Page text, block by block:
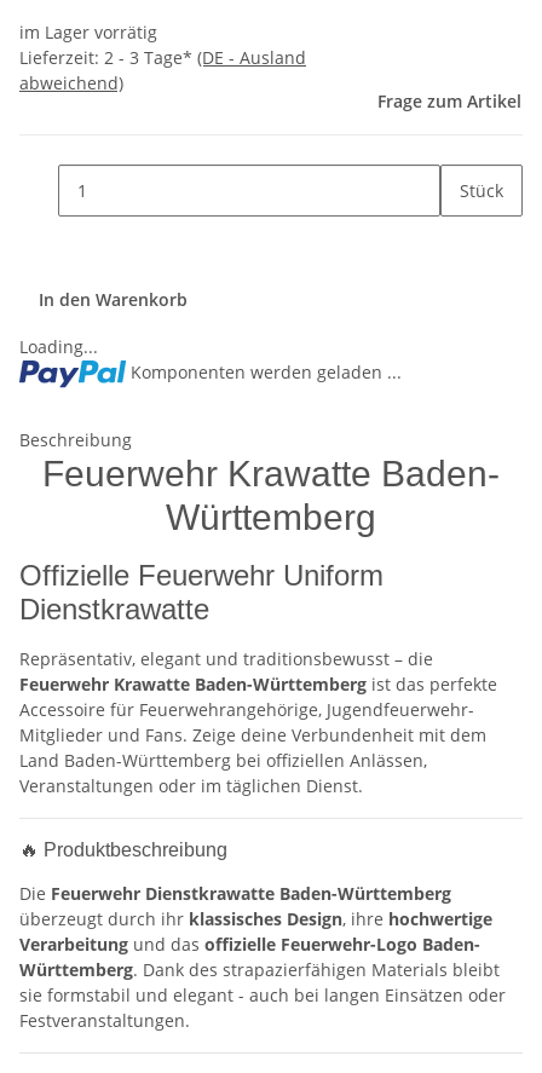
im Lager vorrätig
Lieferzeit: 2 - 3 Tage* (DE - Ausland
abweichend)
Frage zum Artikel
Stück
In den Warenkorb
Loading...
Komponenten werden geladen ...
Beschreibung
Feuerwehr Krawatte Baden-
Württemberg
Offizielle Feuerwehr Uniform
Dienstkrawatte
Repräsentativ, elegant und traditionsbewusst – die
Feuerwehr Krawatte Baden-Württemberg ist das perfekte
Accessoire für Feuerwehrangehörige, Jugendfeuerwehr-
Mitglieder und Fans. Zeige deine Verbundenheit mit dem
Land Baden-Württemberg bei offiziellen Anlässen,
Veranstaltungen oder im täglichen Dienst.
🔥 Produktbeschreibung
Die Feuerwehr Dienstkrawatte Baden-Württemberg
überzeugt durch ihr klassisches Design, ihre hochwertige
Verarbeitung und das offizielle Feuerwehr-Logo Baden-
Württemberg. Dank des strapazierfähigen Materials bleibt
sie formstabil und elegant - auch bei langen Einsätzen oder
Festveranstaltungen.